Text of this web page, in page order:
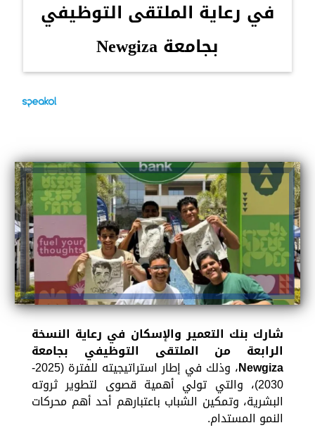
في رعاية الملتقى التوظيفي
بجامعة Newgiza
شارك بنك التعمير والإسكان في رعاية النسخة
الرابعة من الملتقى التوظيفي بجامعة
Newgiza ، وذلك في إطار استراتيجيته للفترة (2025-
2030)، والتي تولي أهمية قصوى لتطوير ثروته
البشرية، وتمكين الشباب باعتبارهم أحد أهم محركات
النمو المستدام.